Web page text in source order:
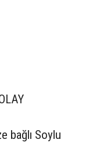
bağlı Soylu